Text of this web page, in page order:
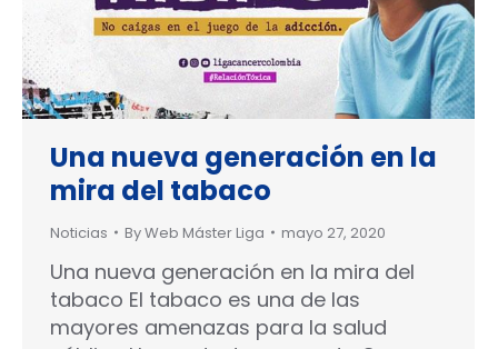
Una nueva generación en la
mira del tabaco
Noticias ByWeb Máster Liga mayo 27, 2020
Una nueva generación en la mira del
tabaco El tabaco es una de las
mayores amenazas para la salud